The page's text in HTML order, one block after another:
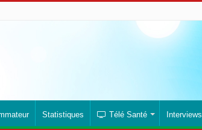
Statistiques Télé Santé Interviews